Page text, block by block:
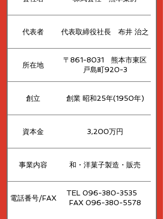
代表者 代表取締役社長 布井 治之
所在地
〒861-8031 熊本市東区
戸島町920-3
創立 創業 昭和25年(1950年)
資本金 3,200万円
事業内容 和・洋菓子製造・販売
電話番号/FAX
TEL 096-380-3535
FAX 096-380-5578